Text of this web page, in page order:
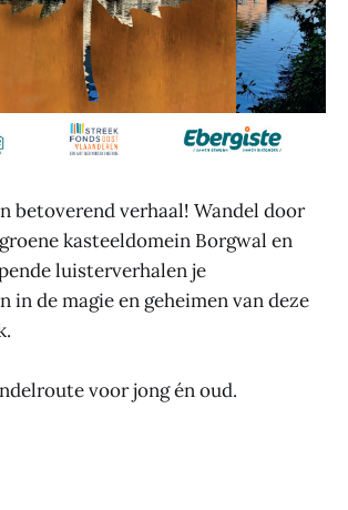
betoverend verhaal! Wandel door
kasteeldomein Borgwal en
luisterverhalen je
in de magie en geheimen van deze
voor jong én oud.